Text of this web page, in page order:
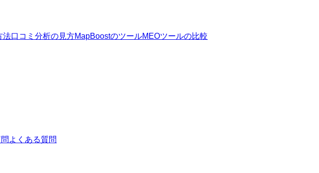
法口コミ分析の見方MapBoostのツールMEOツールの比較
よくある質問